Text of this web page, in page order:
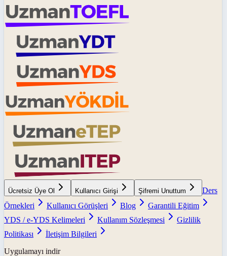
Ücretsiz Üye Ol Kullanıcı Girişi Şifremi Unuttum
Ders
Örnekleri
Kullanıcı Görüşleri Blog
Garantili Eğitim
YDS / e-YDS Kelimeleri
Kullanım Sözleşmesi
Gizlilik
Politikası
İletişim Bilgileri
Uygulamayı indir